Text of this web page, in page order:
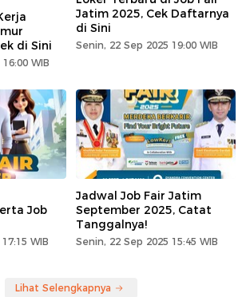
di Sini
WIB
Jatim 2025, Cek Daftarnya
di Sini
Senin, 22 Sep 2025 19:00 WIB
Job
WIB
Jadwal Job Fair Jatim
September 2025, Catat
Tanggalnya!
Senin, 22 Sep 2025 15:45 WIB
Lihat Selengkapnya